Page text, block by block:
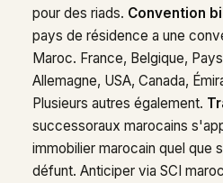
pour des riads. Convention
pays de résidence a une
Maroc. France, Belgique,
Allemagne, USA, Canada,
Plusieurs autres également.
successoraux marocains
immobilier marocain quel que
défunt. Anticiper via SCI